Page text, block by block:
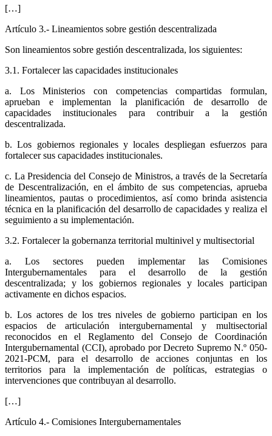
[…]
Artículo 3.- Lineamientos sobre gestión descentralizada
Son lineamientos sobre gestión descentralizada, los siguientes:
3.1. Fortalecer las capacidades institucionales
a. Los Ministerios con competencias compartidas formulan,
aprueban e implementan la planificación de desarrollo de
capacidades institucionales para contribuir a la gestión
descentralizada.
b. Los gobiernos regionales y locales despliegan esfuerzos para
fortalecer sus capacidades institucionales.
c. La Presidencia del Consejo de Ministros, a través de la Secretaría
de Descentralización, en el ámbito de sus competencias, aprueba
lineamientos, pautas o procedimientos, así como brinda asistencia
técnica en la planificación del desarrollo de capacidades y realiza el
seguimiento a su implementación.
3.2. Fortalecer la gobernanza territorial multinivel y multisectorial
a. Los sectores pueden implementar las Comisiones
Intergubernamentales para el desarrollo de la gestión
descentralizada; y los gobiernos regionales y locales participan
activamente en dichos espacios.
b. Los actores de los tres niveles de gobierno participan en los
espacios de articulación intergubernamental y multisectorial
reconocidos en el Reglamento del Consejo de Coordinación
Intergubernamental (CCI), aprobado por Decreto Supremo N.º 050-
2021-PCM, para el desarrollo de acciones conjuntas en los
territorios para la implementación de políticas, estrategias o
intervenciones que contribuyan al desarrollo.
[…]
Artículo 4.- Comisiones Intergubernamentales